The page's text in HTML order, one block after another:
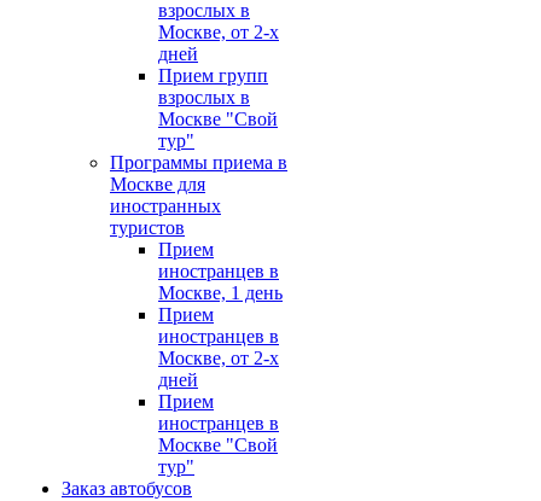
взрослых в
Москве, от 2-х
дней
Прием групп
взрослых в
Москве "Свой
тур"
Программы приема в
Москве для
иностранных
туристов
Прием
иностранцев в
Москве, 1 день
Прием
иностранцев в
Москве, от 2-х
дней
Прием
иностранцев в
Москве "Свой
тур"
Заказ автобусов